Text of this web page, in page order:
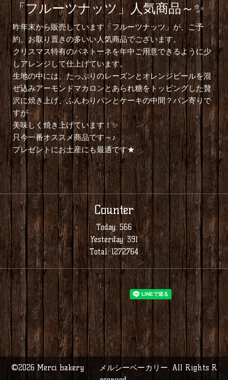
「フルーツナッツ」人気商品～✨
昨年末から販売しています「フルーツナッツ」が、ご予
約、お取り置きの多いい人気商品でございます。
クリスマス特有のパネトーネを年中ご用意できるように少
しアレンジして仕上げています。
生地の中には、たっぷりのレーズンとオレンジピールを混
ぜ込みアーモンドマカロンとあられ糖をトッピングした贅
沢に焼き上げ、ふんわりパンとケーキの中間？パン寄りで
すが···
美味しく焼き上げています！✨
只今一番オススメ商品です～♪
プレゼントにお土産にも最適です★
Counter
Today:566
Yesterday:391
Total:1272764
©2026 Merci bakery メルシーベーカリー. All Rights R